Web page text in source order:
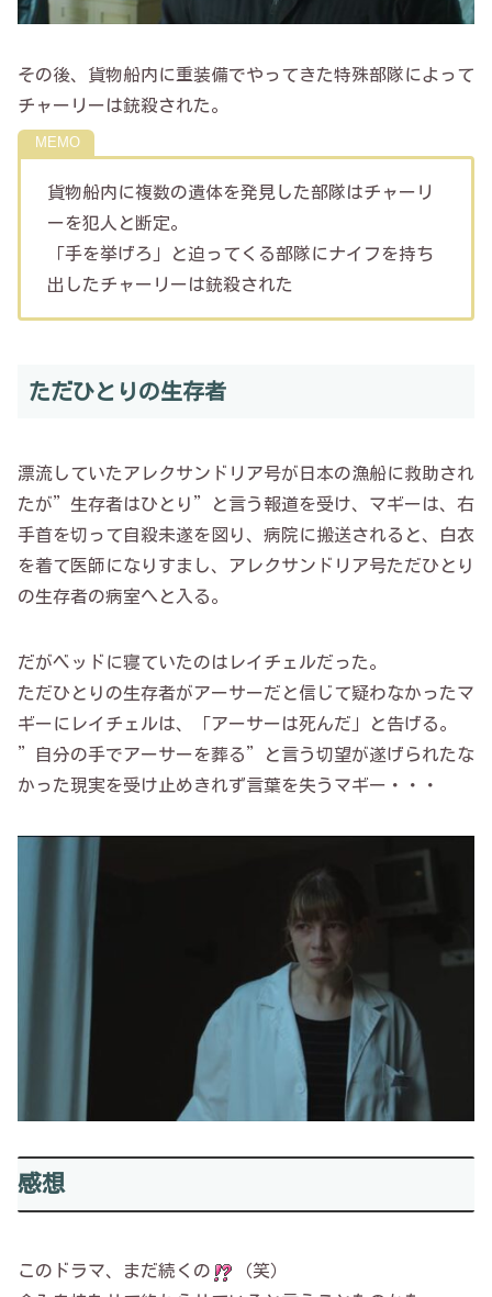
その後、貨物船内に重装備でやってきた特殊部隊によって
チャーリーは銃殺された。
貨物船内に複数の遺体を発見した部隊はチャーリ
ーを犯人と断定。
「手を挙げろ」と迫ってくる部隊にナイフを持ち
出したチャーリーは銃殺された
ただひとりの生存者
漂流していたアレクサンドリア号が日本の漁船に救助され
たが”生存者はひとり”と言う報道を受け、マギーは、右
手首を切って自殺未遂を図り、病院に搬送されると、白衣
を着て医師になりすまし、アレクサンドリア号ただひとり
の生存者の病室へと入る。
だがベッドに寝ていたのはレイチェルだった。
ただひとりの生存者がアーサーだと信じて疑わなかったマ
ギーにレイチェルは、「アーサーは死んだ」と告げる。
”自分の手でアーサーを葬る”と言う切望が遂げられたな
かった現実を受け止めきれず言葉を失うマギー・・・
感想
このドラマ、まだ続くの
（笑）